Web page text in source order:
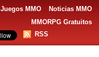
Juegos MMO Noticias MMO
MMORPG Gratuitos
RSS